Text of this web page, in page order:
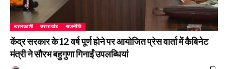
उत्तरकाशी उत्तराखंड राजनीति
केंद्र सरकार के 12 वर्ष पूर्ण होने पर आयोजित प्रेस वार्ता में कैबिनेट
मंत्री ने सौरभ बहुगुणा गिनाईं उपलब्धियां